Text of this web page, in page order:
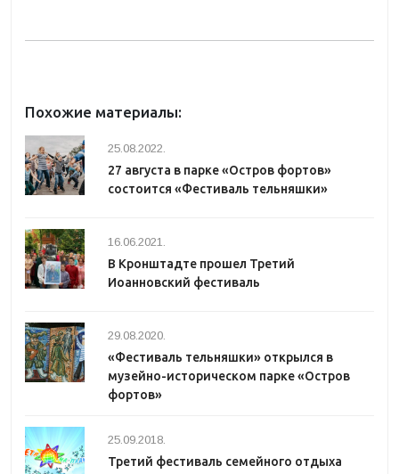
Похожие материалы:
25.08.2022.
27 августа в парке «Остров фортов»
состоится «Фестиваль тельняшки»
16.06.2021.
В Кронштадте прошел Третий
Иоанновский фестиваль
29.08.2020.
«Фестиваль тельняшки» открылся в
музейно-историческом парке «Остров
фортов»
25.09.2018.
Третий фестиваль семейного отдыха